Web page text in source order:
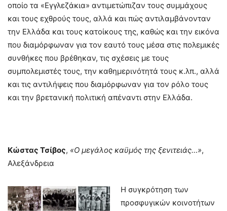
οποίο τα «Εγγλεζάκια» αντιμετώπιζαν τους συμμάχους
και τους εχθρούς τους, αλλά και πώς αντιλαμβάνονταν
την Ελλάδα και τους κατοίκους της, καθώς και την εικόνα
που διαμόρφωναν για τον εαυτό τους μέσα στις πολεμικές
συνθήκες που βρέθηκαν, τις σχέσεις με τους
συμπολεμιστές τους, την καθημερινότητά τους κ.λπ., αλλά
και τις αντιλήψεις που διαμόρφωναν για τον ρόλο τους
και την βρετανική πολιτική απέναντι στην Ελλάδα.
Κώστας Τσίβος, «Ο μεγάλος καϋμός της ξενιτειάς…»,
Αλεξάνδρεια
Η συγκρότηση των
προσφυγικών κοινοτήτων